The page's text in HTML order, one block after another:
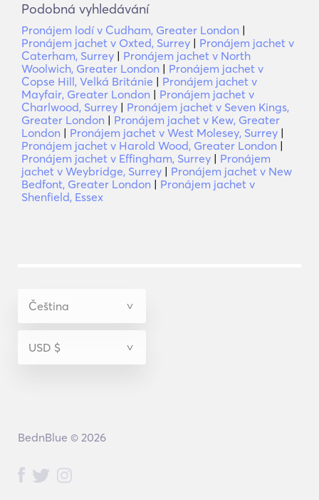
Podobná vyhledávání
Pronájem lodí v Cudham, Greater London |
Pronájem jachet v Oxted, Surrey | Pronájem jachet v
Caterham, Surrey | Pronájem jachet v North
Woolwich, Greater London | Pronájem jachet v
Copse Hill, Velká Británie | Pronájem jachet v
Mayfair, Greater London | Pronájem jachet v
Charlwood, Surrey | Pronájem jachet v Seven Kings,
Greater London | Pronájem jachet v Kew, Greater
London | Pronájem jachet v West Molesey, Surrey |
Pronájem jachet v Harold Wood, Greater London |
Pronájem jachet v Effingham, Surrey | Pronájem
jachet v Weybridge, Surrey | Pronájem jachet v New
Bedfont, Greater London | Pronájem jachet v
Shenfield, Essex
BednBlue © 2026